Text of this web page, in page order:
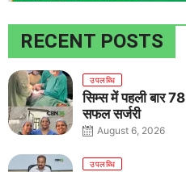
RECENT POSTS
उपलब्धि
सिम्स में पहली बार
सफल सर्जरी
August 6, 2026
उपलब्धि